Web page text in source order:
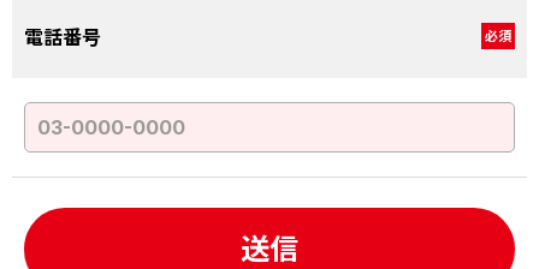
電話番号 必須